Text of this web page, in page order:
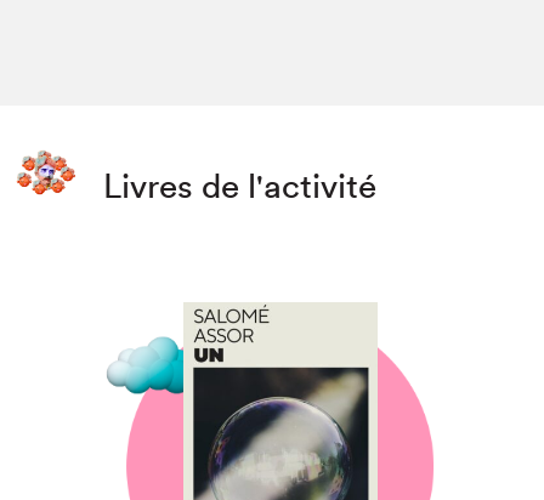
Livres de l'activité